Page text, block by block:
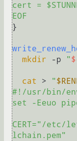
cert =
EOF
}
mkdir -p "
cat > "
#!/usr/bin/
set -Eeuo
CERT="/etc/
lchain.pem"